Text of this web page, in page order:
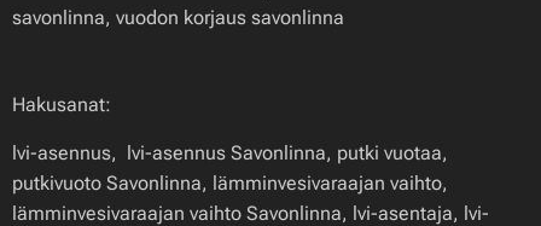
savonlinna, vuodon korjaus savonlinna
Hakusanat:
lvi-asennus, lvi-asennus Savonlinna, putki vuotaa,
putkivuoto Savonlinna, lämminvesivaraajan vaihto,
lämminvesivaraajan vaihto Savonlinna, lvi-asentaja, lvi-